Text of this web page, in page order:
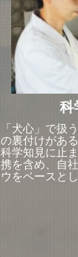
科
「犬心」で扱
の裏付けがあ
科学知見に止
携を含め、自
ウをベースと